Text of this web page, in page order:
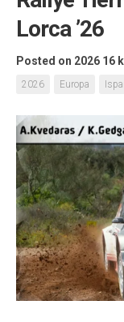
Lorca ’26
Posted on 2026 16
2026 Europa